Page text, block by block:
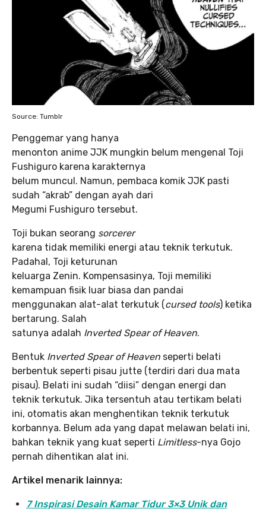
Source: Tumblr
Penggemar yang hanya
menonton anime JJK mungkin belum mengenal Toji
Fushiguro karena karakternya
belum muncul. Namun, pembaca komik JJK pasti
sudah “akrab” dengan ayah dari
Megumi Fushiguro tersebut.
Toji bukan seorang sorcerer
karena tidak memiliki energi atau teknik terkutuk.
Padahal, Toji keturunan
keluarga Zenin. Kompensasinya, Toji memiliki
kemampuan fisik luar biasa dan pandai
menggunakan alat-alat terkutuk (cursed tools) ketika
bertarung. Salah
satunya adalah Inverted Spear of Heaven.
Bentuk Inverted Spear of Heaven seperti belati
berbentuk seperti pisau jutte (terdiri dari dua mata
pisau). Belati ini sudah “diisi” dengan energi dan
teknik terkutuk. Jika tersentuh atau tertikam belati
ini, otomatis akan menghentikan teknik terkutuk
korbannya. Belum ada yang dapat melawan belati ini,
bahkan teknik yang kuat seperti Limitless-nya Gojo
pernah dihentikan alat ini.
Artikel menarik lainnya:
7 Inspirasi Desain Kamar Tidur 3×3 Unik dan